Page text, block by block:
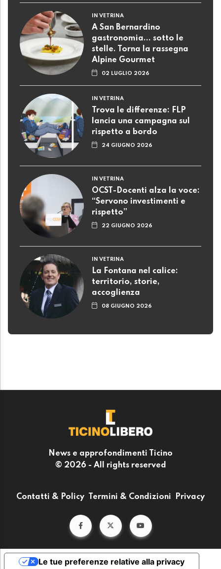
IN VETRINA
A San Bernardino
gastronomia... sotto le
stelle. Torna la rassegna
Alpine Gourmet
02 LUGLIO 2026
IN VETRINA
Trova le differenze: FLP
lancia una campagna sul
rispetto a bordo
24 GIUGNO 2026
IN VETRINA
OCST-Docenti alza la voce:
“Servono investimenti e
rispetto”
22 GIUGNO 2026
IN VETRINA
La Fontana nel calice:
territorio, storie,
accoglienza
08 GIUGNO 2026
News e approfondimenti Ticino
© 2026 - All rights reserved
Contatti & Policy Termini & Condizioni Privacy
Le tue preferenze relative alla privacy